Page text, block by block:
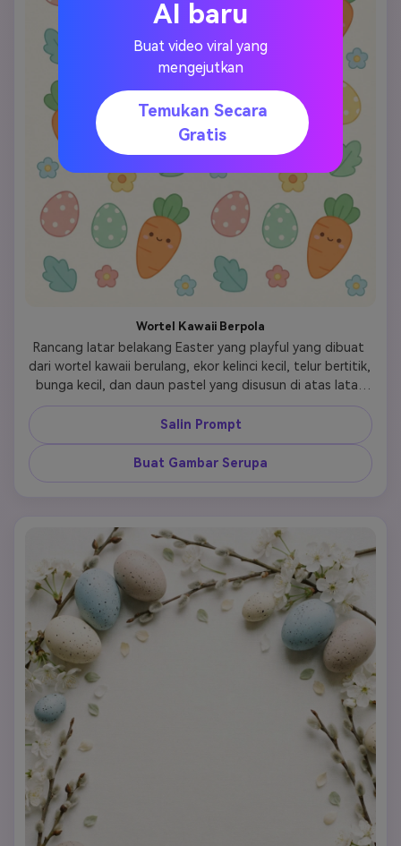
Wortel Kawaii Berpola
Rancang latar belakang Easter yang playful yang dibuat
dari wortel kawaii berulang, ekor kelinci kecil, telur bertitik,
bunga kecil, dan daun pastel yang disusun di atas latar
belakang krem cerah. Gunakan warna oranye ceria, mint,
blush pink, dan kuning mentega dalam gaya ilustrasi flat
lembut dengan jarak yang rapi dan tekstur halus. Jaga
kesan keseluruhan tetap cerah, menggemaskan, dan
youthful, seperti wallpaper ponsel premium terinspirasi
semi.
Salin Prompt
Buat Gambar Serupa
AI baru
Buat video viral yang
mengejutkan
Temukan Secara
Gratis